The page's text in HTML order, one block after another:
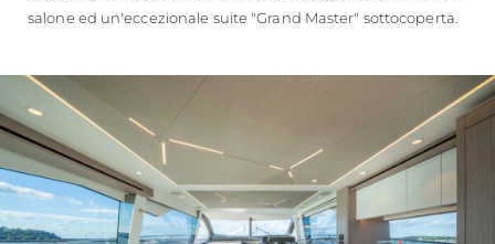
salone ed un'eccezionale suite "Grand Master" sottocoperta.